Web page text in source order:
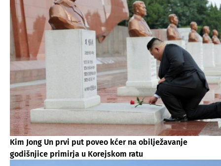
Kim Jong Un prvi put poveo kćer na obilježavanje
godišnjice primirja u Korejskom ratu